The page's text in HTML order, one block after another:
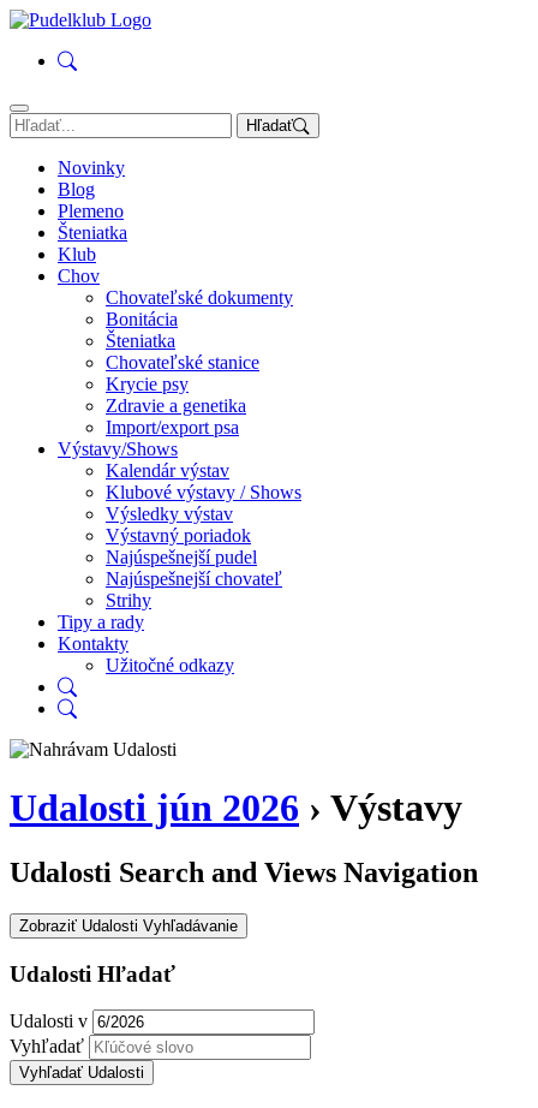
Hľadať
Novinky
Blog
Plemeno
Šteniatka
Klub
Chov
Chovateľské dokumenty
Bonitácia
Šteniatka
Chovateľské stanice
Krycie psy
Zdravie a genetika
Import/export psa
Výstavy/Shows
Kalendár výstav
Klubové výstavy / Shows
Výsledky výstav
Výstavný poriadok
Najúspešnejší pudel
Najúspešnejší chovateľ
Strihy
Tipy a rady
Kontakty
Užitočné odkazy
Udalosti jún 2026 › Výstavy
Udalosti Search and Views Navigation
Zobraziť Udalosti Vyhľadávanie
Udalosti Hľadať
Udalosti v
Vyhľadať